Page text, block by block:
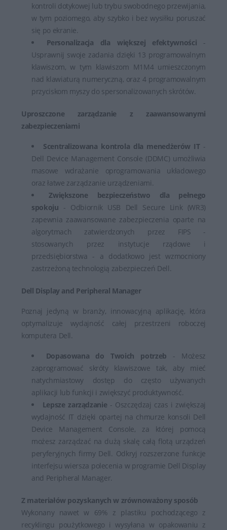
kontroli dotykowej lub trybu swobodnego przewijania,
w tym poziomego, aby szybko i bez wysiłku poruszać
się po ekranie.
Personalizacja dla większej efektywności -
Usprawnij swoje zadania dzięki 13 programowalnym
klawiszom, w tym klawiszom M1M4 umieszczonym
nad klawiaturą numeryczną, oraz 4 programowalnym
przyciskom myszy do spersonalizowanych skrótów.
Uproszczone zarządzanie z zaawansowanymi
zabezpieczeniami
Scentralizowana kontrola dla menedżerów IT-
Dell Device Management Console (DDMC) umożliwia
masowe wdrażanie oprogramowania układowego
oraz łatwe zarządzanie urządzeniami.
Zwiększone bezpieczeństwo dla pełnego
spokoju - Odbiornik USB Dell Secure Link (WR3)
zapewnia zaawansowane zabezpieczenia oparte na
algorytmach zatwierdzonych przez FIPS -
stosowanych przez instytucje rządowe i
przedsiębiorstwa - a dodatkowo jest wzmocniony
zastrzeżoną technologią zabezpieczeń Dell.
Dell Display and Peripheral Manager
Poznaj jedyną w branży, innowacyjną aplikację, która
optymalizuje wydajność całej przestrzeni roboczej
komputera Dell.
Dopasowana do Twoich potrzeb - Możesz
zaprogramować skróty klawiszowe tak, aby mieć
natychmiastowy dostęp do często używanych
aplikacji lub funkcji i zwiększyć produktywność.
Lepsze zarządzanie - Oszczędzaj czas i zwiększaj
wydajność IT dzięki opartej na chmurze konsoli Dell
Device Management Console, za której pomocą
możesz zarządzać na dużą skalę całą flotą urządzeń
peryferyjnych firmy Dell. Odkryj rozszerzone funkcje
interfejsu wiersza polecenia w programie Dell Display
and Peripheral Manager.
Z materiałów pozyskanych w zrównoważony sposób
Wykonany nawet w 69% z plastiku pochodzącego z
recyklingu poużytkowego i wysyłana w opakowaniu z